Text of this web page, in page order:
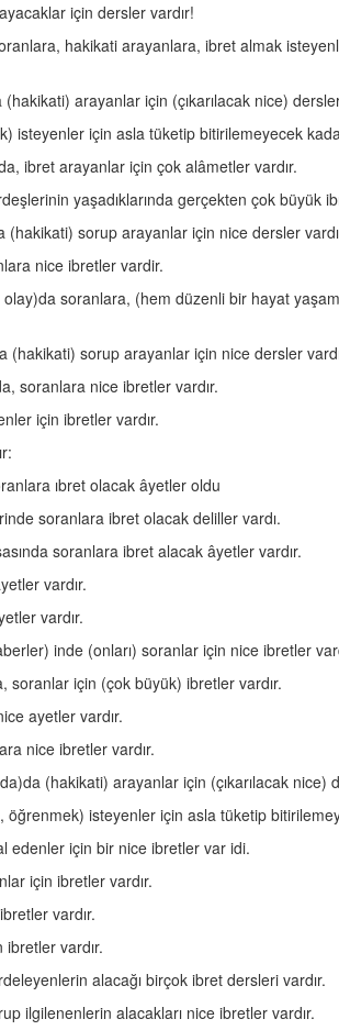
için dersler vardır!
hakikati arayanlara, ibret almak
arayanlar için (çıkarılacak nice)
isteyenler için asla tüketip bitirilemeyecek
ibret arayanlar için çok alâmetler vardır.
yaşadıklarında gerçekten çok büyük
(hakikati) sorup arayanlar için nice dersler
nice ibretler vardir.
soranlara, (hem düzenli bir hayat
(hakikati) sorup arayanlar için nice dersler
soranlara nice ibretler vardır.
için ibretler vardır.
ıbret olacak âyetler oldu
soranlara ibret olacak deliller vardı.
soranlara ibret alacak âyetler vardır.
vardır.
vardır.
inde (onları) soranlar için nice ibretler
soranlar için (çok büyük) ibretler vardır.
ayetler vardır.
nice ibretler vardır.
(hakikati) arayanlar için (çıkarılacak nice)
öğrenmek) isteyenler için asla tüketip
edenler için bir nice ibretler var idi.
için ibretler vardır.
vardır.
vardır.
alacağı birçok ibret dersleri vardır.
ilgilenenlerin alacakları nice ibretler vardır.